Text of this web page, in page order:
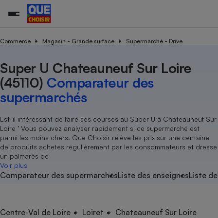
Commerce Magasin - Grande surface Supermarché - Drive
Super U Chateauneuf Sur Loire
(45110) Comparateur des
supermarchés
Est-il intéressant de faire ses courses au Super U à Chateauneuf Sur
Loire ’ Vous pouvez analyser rapidement si ce supermarché est
parmi les moins chers. Que Choisir relève les prix sur une centaine
de produits achetés régulièrement par les consommateurs et dresse
un palmarès de
Voir plus
Comparateur des supermarchésListe des enseignesListe
Centre-Val de Loire Loiret Chateauneuf Sur Loire
Additifs
Agriculture
Produit alimentaire
Achat - Vente - Location
Carburant
Magasin - Grande surface
Marketing - Fidélisation
Organismes de défense
Système judiciaire
Air
Eau
Achat - Vente - Travaux
Location
Sport
Vacances - Tourisme
électrique
Démarche administrative
Senior
Service marchand
Train
Transport aérien
Toutes les actualités
Enquêtes
Guides d'achat
Conseils
Brèves
Tous les services
Soumettre un litige
Lettres types
Rencontrer une association locale
Tous nos combats
Nos actions
Nos grandes victoires
Les billets de la présidente
Nos associations locales
Nous rejoindre
En savoir plus sur Que Choisir Ensemble
nous ?
L’association
Nos missions
Notre méthodologie
Notre financement
Nos partenaires
Nous rejoindre